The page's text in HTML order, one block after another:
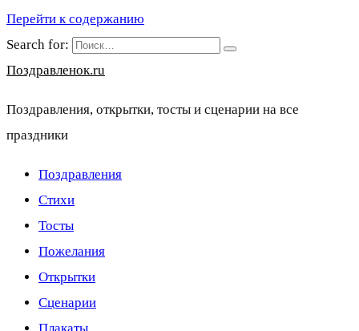
Перейти к содержанию
Search for:
Поздравленок.ru
Поздравления, открытки, тосты и сценарии на все
праздники
Поздравления
Стихи
Тосты
Пожелания
Открытки
Сценарии